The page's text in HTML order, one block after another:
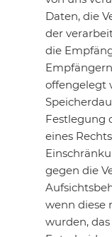
Daten, die
der
die
offengelegt
Festlegung
eines
gegen die
wenn diese
wurden,